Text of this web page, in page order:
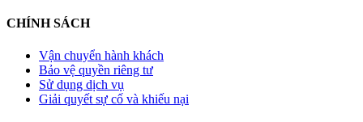
CHÍNH SÁCH
Vận chuyển hành khách
Bảo vệ quyền riêng tư
Sử dụng dịch vụ
Giải quyết sự cố và khiếu nại